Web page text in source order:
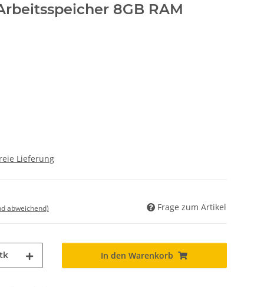
8GB RAM
Lieferung
abweichend) Frage zum Artikel
In den Warenkorb